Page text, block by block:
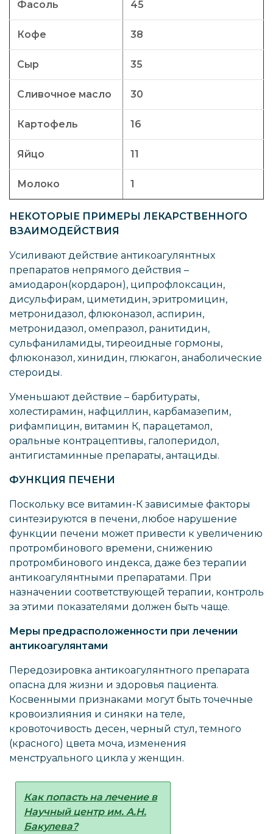
Фасоль 45
Кофе 38
Сыр 35
Сливочное масло 30
Картофель 16
Яйцо 11
Молоко 1
НЕКОТОРЫЕ ПРИМЕРЫ ЛЕКАРСТВЕННОГО
ВЗАИМОДЕЙСТВИЯ
Усиливают действие антикоагулянтных
препаратов непрямого действия –
амиодарон(кордарон), ципрофлоксацин,
дисульфирам, циметидин, эритромицин,
метронидазол, флюконазол, аспирин,
метронидазол, омепразол, ранитидин,
сульфаниламиды, тиреоидные гормоны,
флюконазол, хинидин, глюкагон, анаболические
стероиды.
Уменьшают действие – барбитураты,
холестирамин, нафциллин, карбамазепим,
рифампицин, витамин К, парацетамол,
оральные контрацептивы, галоперидол,
антигистаминные препараты, антациды.
ФУНКЦИЯ ПЕЧЕНИ
Поскольку все витамин-К зависимые факторы
синтезируются в печени, любое нарушение
функции печени может привести к увеличению
протромбинового времени, снижению
протромбинового индекса, даже без терапии
антикоагулянтными препаратами. При
назначении соответствующей терапии, контроль
за этими показателями должен быть чаще.
Меры предрасположенности при лечении
антикоагулянтами
Передозировка антикоагулянтного препарата
опасна для жизни и здоровья пациента.
Косвенными признаками могут быть точечные
кровоизлияния и синяки на теле,
кровоточивость десен, черный стул, темного
(красного) цвета моча, изменения
менструального цикла у женщин.
Как попасть на лечение в
Научный центр им. А.Н.
Бакулева?